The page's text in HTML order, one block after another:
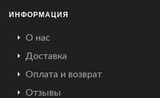
ИНФОРМАЦИЯ
О нас
Доставка
Оплата и возврат
Отзывы